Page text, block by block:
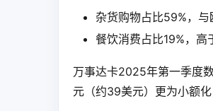
杂货购物占比59%，
餐饮消费占比19%，
万事达卡2025年第一季度
元（约39美元）更为小额